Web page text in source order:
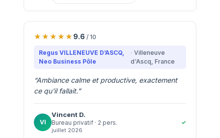
9.6 / 10
Regus VILLENEUVE D’ASCQ,
Neo Business Pôle
Villeneuve
d'Ascq, France
“Ambiance calme et productive, exactement
ce qu'il fallait.”
VI
Vincent D.
Bureau privatif · 2 pers.
juillet 2026
✓